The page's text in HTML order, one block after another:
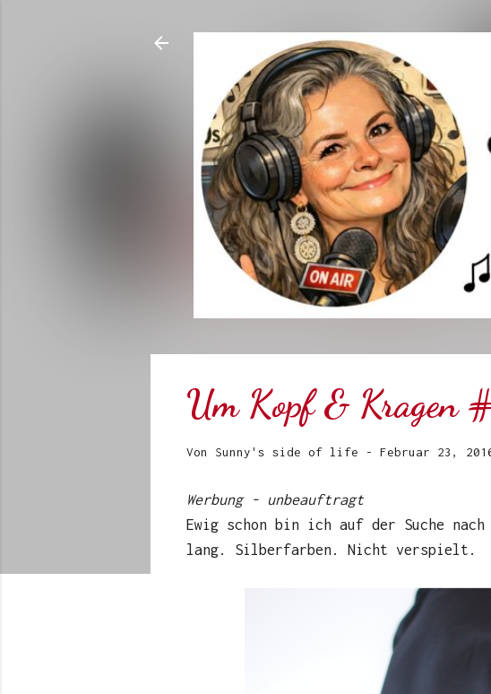
Um Kopf & Kragen
Von Sunny's side of life - Februar 23,
Werbung - unbeauftragt
Ewig schon bin ich auf der Suche
lang. Silberfarben. Nicht verspielt.